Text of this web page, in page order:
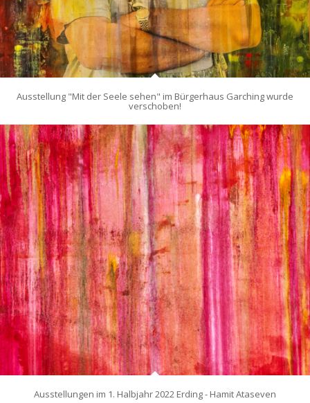
Ausstellung "Mit der Seele sehen" im Bürgerhaus Garching wurde
verschoben!
Ausstellungen im 1. Halbjahr 2022 Erding - Hamit Ataseven